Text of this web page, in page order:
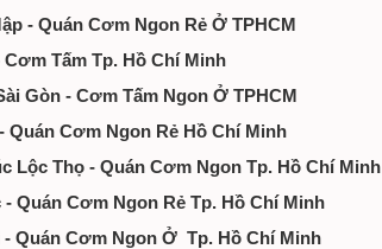
- Quán Cơm Ngon Rẻ Ở TPHCM
Cơm Tấm Tp. Hồ Chí Minh
Gòn - Cơm Tấm Ngon Ở TPHCM
Quán Cơm Ngon Rẻ Hồ Chí Minh
Lộc Thọ - Quán Cơm Ngon Tp. Hồ Chí Minh
- Quán Cơm Ngon Rẻ Tp. Hồ Chí Minh
- Quán Cơm Ngon Ở Tp. Hồ Chí Minh